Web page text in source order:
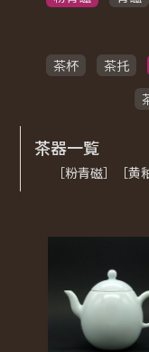
茶杯
茶托
茶器一覧
［粉青磁］［黄